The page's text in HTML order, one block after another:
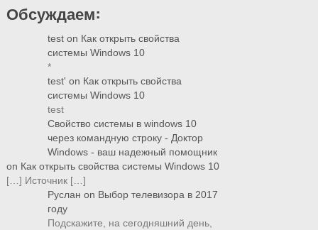
Обсуждаем:
test on Как открыть свойства
системы Windows 10
*
test' on Как открыть свойства
системы Windows 10
test
Свойство системы в windows 10
через командную строку - Доктор
Windows - ваш надежный помощник
on Как открыть свойства системы Windows 10
[…] Источник […]
Руслан on Выбор телевизора в 2017
году
Подскажите, на сегодняшний день,